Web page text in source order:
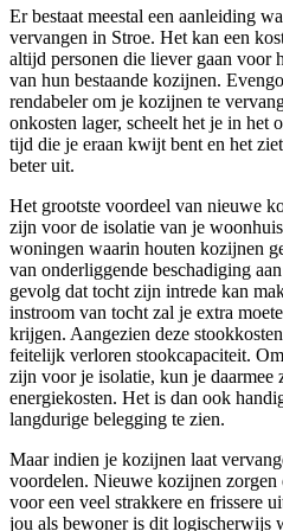
Er bestaat meestal een aanleiding
vervangen in Stroe. Het kan een
altijd personen die liever gaan voor
van hun bestaande kozijnen.
rendabeler om je kozijnen te
onkosten lager, scheelt het je in het
tijd die je eraan kwijt bent en het
beter uit.
Het grootste voordeel van nieuwe
zijn voor de isolatie van je
woningen waarin houten kozijnen
van onderliggende beschadiging
gevolg dat tocht zijn intrede kan
instroom van tocht zal je extra
krijgen. Aangezien deze
feitelijk verloren stookcapaciteit.
zijn voor je isolatie, kun je daarmee
energiekosten. Het is dan ook
langdurige belegging te zien.
Maar indien je kozijnen laat
voordelen. Nieuwe kozijnen
voor een veel strakkere en frissere
jou als bewoner is dit